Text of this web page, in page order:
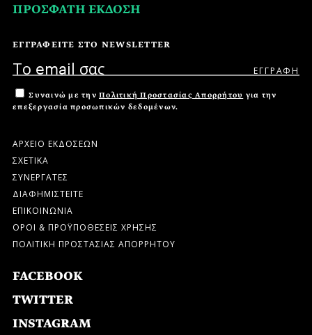
ΠΡΟΣΦΑΤΗ ΕΚΔΟΣΗ
ΕΓΓΡΑΦΕΙΤΕ ΣΤΟ NEWSLETTER
Συναινώ με την Πολιτική Προστασίας Απορρήτου για την
επεξεργασία προσωπικών δεδομένων.
ΑΡΧΕΙΟ ΕΚΔΟΣΕΩΝ
ΣΧΕΤΙΚΑ
ΣΥΝΕΡΓΑΤΕΣ
ΔΙΑΦΗΜΙΣΤΕΙΤΕ
ΕΠΙΚΟΙΝΩΝΙΑ
ΟΡΟΙ & ΠΡΟΫΠΟΘΕΣΕΙΣ ΧΡΗΣΗΣ
ΠΟΛΙΤΙΚΗ ΠΡΟΣΤΑΣΙΑΣ ΑΠΟΡΡΗΤΟΥ
FACEBOOK
TWITTER
INSTAGRAM